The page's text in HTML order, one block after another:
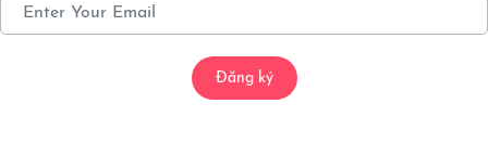
Đăng ký